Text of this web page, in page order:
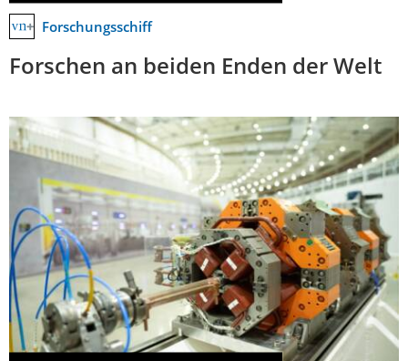
Forschungsschiff
Forschen an beiden Enden der Welt